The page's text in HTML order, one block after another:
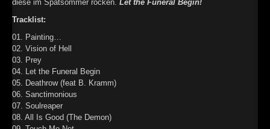
diese im Spätsommer rocken. Let the Funeral Begin!
Tracklist:
01. Painting…
02. Vision of Hell
03. Prey
04. Let the Funeral Begin
05. Deathrow (feat B. Kramm)
06. Sanctimonious
07. Soulreaper
08. All Is Good (The Demon)